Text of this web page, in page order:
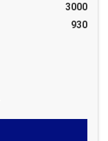
3000
930